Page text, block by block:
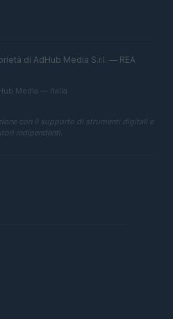
di AdHub Media S.r.l. — REA
Media — Italia
con il supporto di strumenti digitali e
indipendenti.